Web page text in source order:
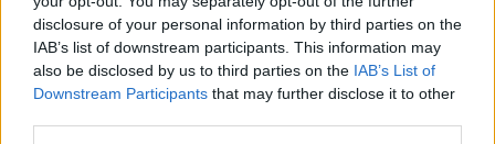
disclosure of your personal information by third parties on the
IAB’s list of downstream participants. This information may
also be disclosed by us to third parties on the IAB’s List of
Downstream Participants that may further disclose it to other
zone dysfonctionnelle chez les patients atteints de
la maladie d'Alzheimer. Plus précisément, dans une
étude sur les rongeurs, l'inhalation de menthol a